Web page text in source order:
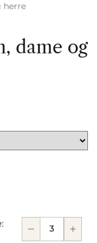
herre
dame og